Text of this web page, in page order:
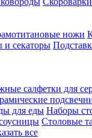
ножи
секаторы
салфетки для
для еды Наборы
Столовые
все